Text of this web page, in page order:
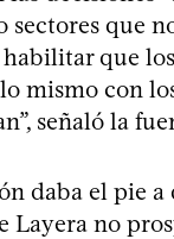
sectores que
que
mismo con
señaló la
daba el pie a
Layera no